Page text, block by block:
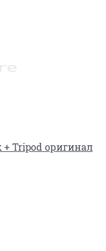
+ Tripod оригинал